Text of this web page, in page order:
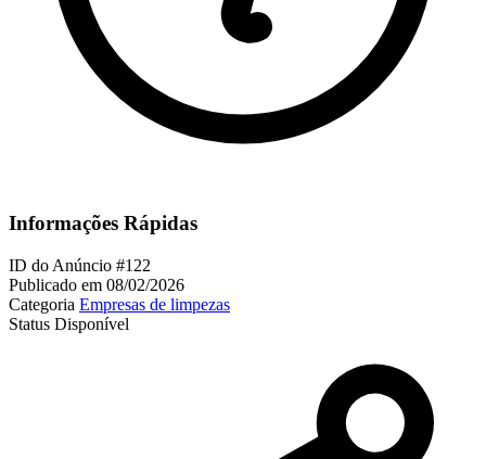
Informações Rápidas
ID do Anúncio #122
Publicado em 08/02/2026
Categoria Empresas de limpezas
Status Disponível